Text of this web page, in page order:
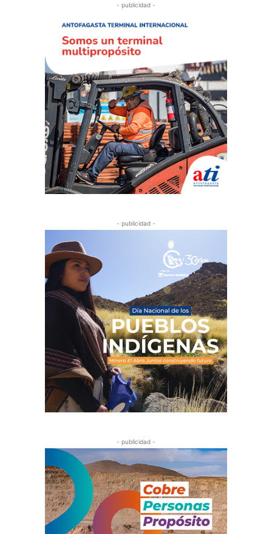
- publicidad -
- publicidad -
- publicidad -